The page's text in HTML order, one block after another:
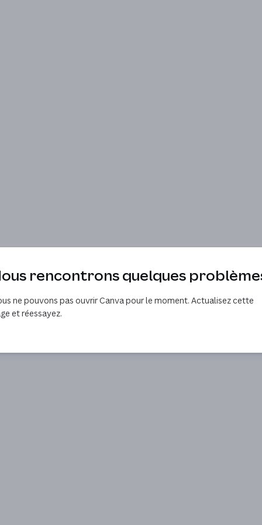
rencontrons quelques
ne pouvons pas ouvrir Canva pour le moment. Actualisez cette
et réessayez.